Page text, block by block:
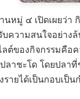
หมู่ ๔ เปิดเผยว่า
ความสนใจอย่าง
ลต์ของกิจกรรม
ลาชะโด โดยปล
ายได้เป็นกอบเป็